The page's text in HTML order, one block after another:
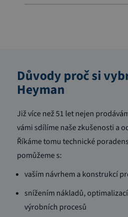
Důvody proč si
Heyman
Již více než 51 let nejen
vámi sdílíme naše zkušenosti a
Říkáme tomu technické
pomůžeme s:
vaším návrhem a konstrukcí
snížením nákladů,
výrobních procesů